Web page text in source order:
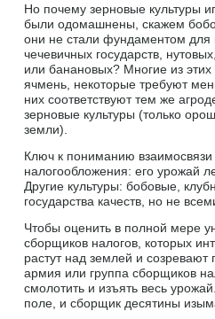
Но почему зерновые культуры
были одомашнены, скажем
они не стали фундаментом для
чечевичных государств,
или банановых? Многие из
ячмень, некоторые требуют
них соответствуют тем же
зерновые культуры (только
земли).
Ключ к пониманию взаимосвязи
налогообложения: его урожай
Другие культуры: бобовые,
государства качеств, но не
Чтобы оценить в полной мере
сборщиков налогов, которых
растут над землей и
армия или группа сборщиков
смолотить и изъять весь
поле, и сборщик десятины